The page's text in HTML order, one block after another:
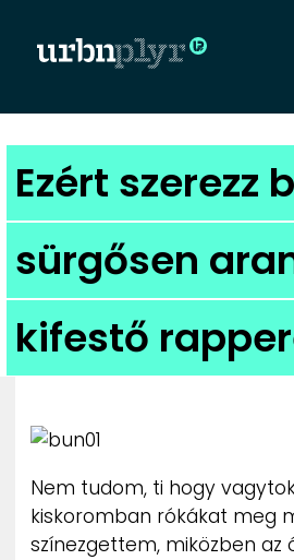
HIP
ZENE
Ezért szerezz
sürgősen
kifestő
Nem tudom, ti hogy
kiskoromban rókákat meg
színezgettem, miközben az